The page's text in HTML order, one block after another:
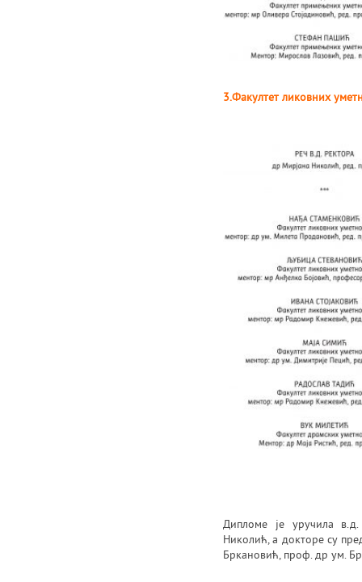
3.Факултет ликовних
Дипломе је уручила
Николић, а докторе су
Бркановић, проф. др ум.